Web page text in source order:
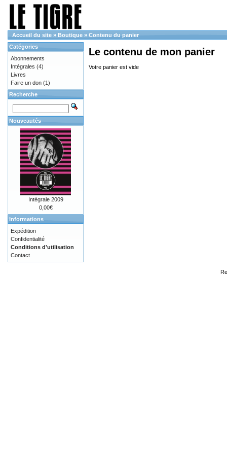
Accueil du site » Boutique » Contenu du panier
Le contenu de mon panier
Votre panier est vide
Catégories
Abonnements
Intégrales (4)
Livres
Faire un don (1)
Recherche
Nouveautés
Intégrale 2009
0,00€
Informations
Expédition
Confidentialité
Conditions d'utilisation
Contact